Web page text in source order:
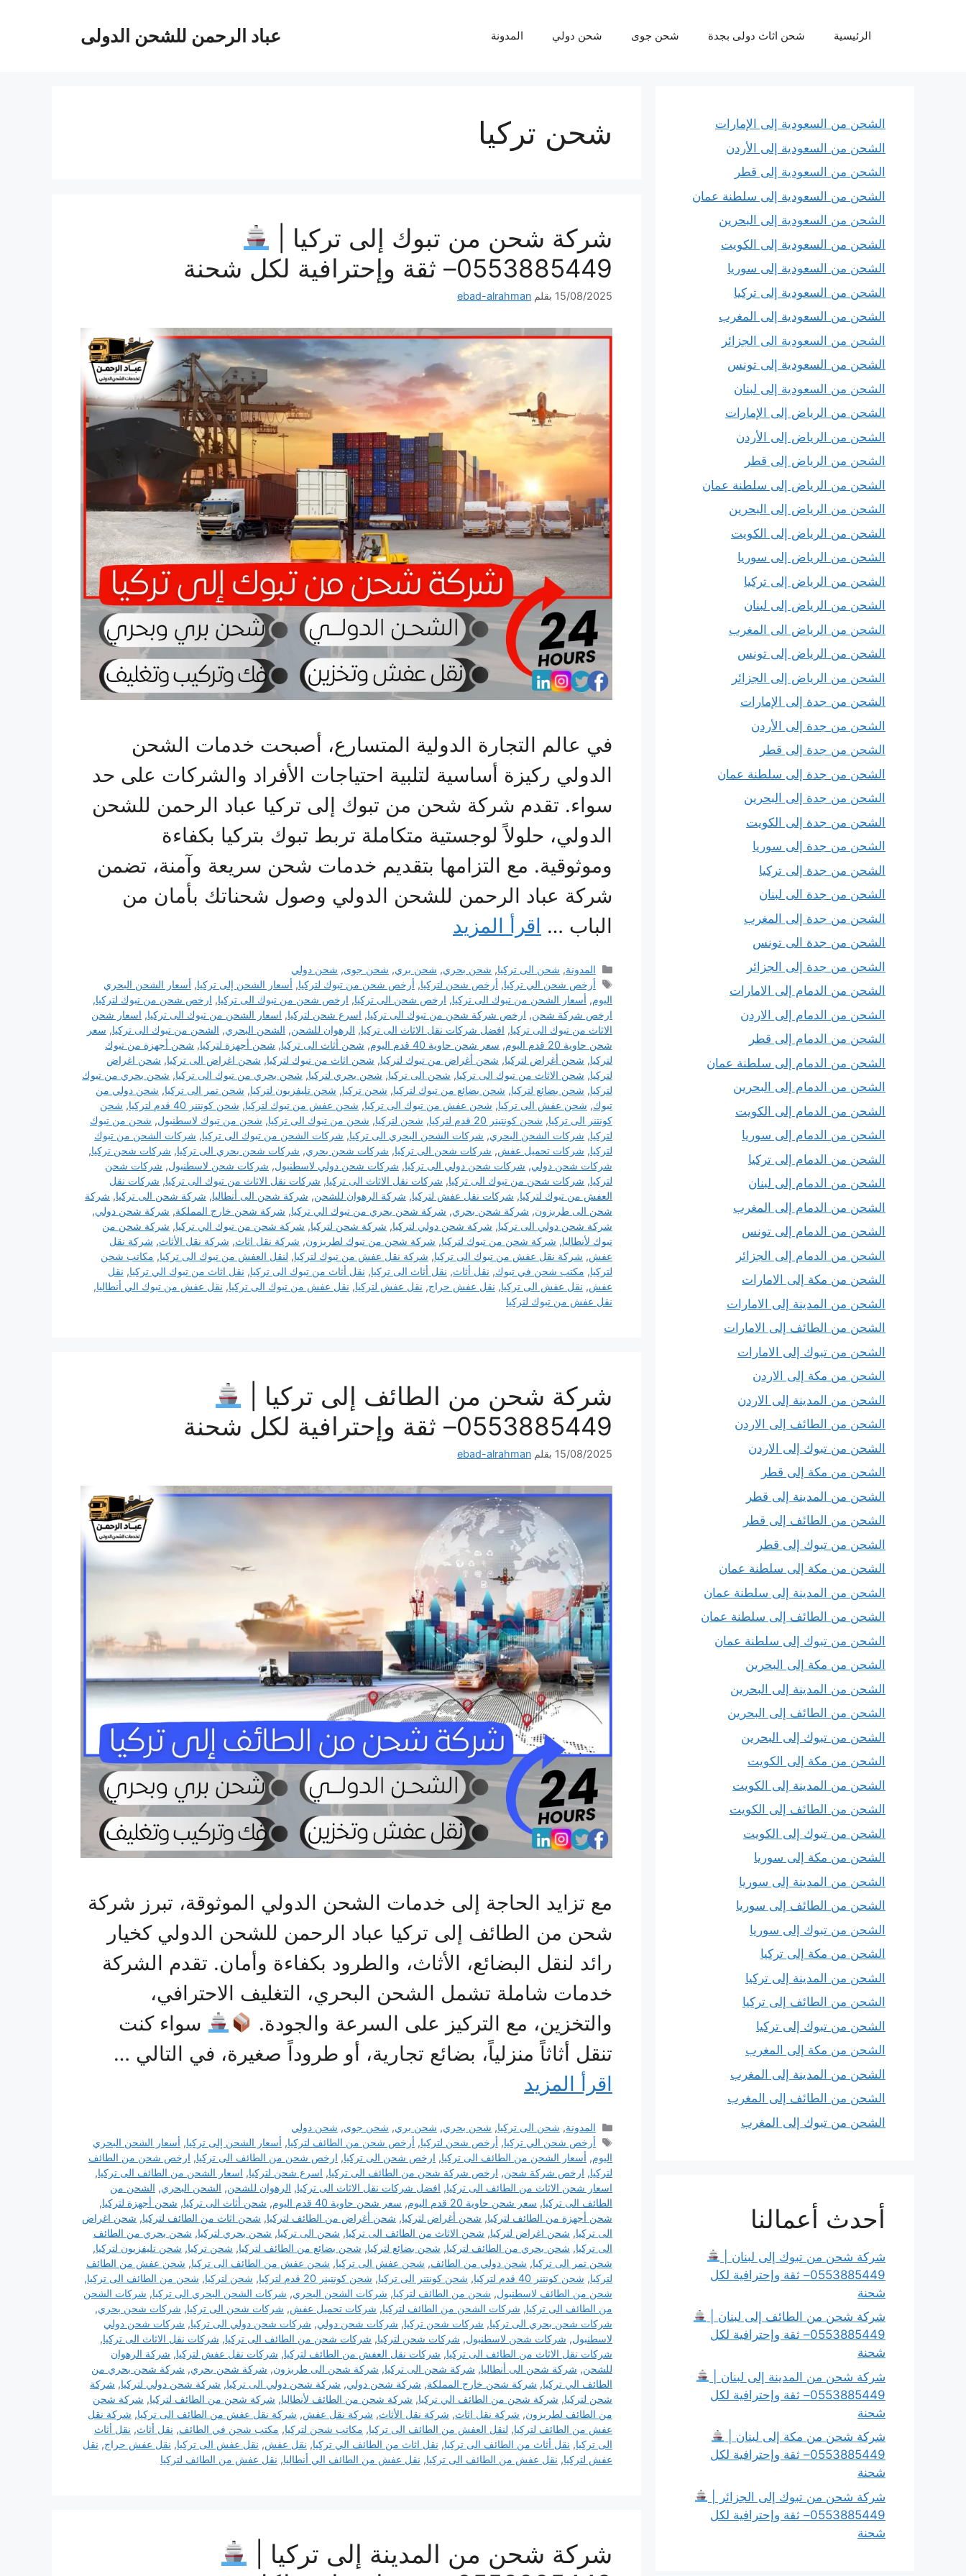
عباد الرحمن للشحن الدولى الرئيسية شحن اثاث دولى بجدة شحن جوى شحن دولي المدونة
شحن تركيا
شركة شحن من تبوك إلى تركيا |
0553885449– ثقة وإحترافية لكل شحنة
15/08/2025 بقلم ebad-alrahman
في عالم التجارة الدولية المتسارع، أصبحت خدمات الشحن
الدولي ركيزة أساسية لتلبية احتياجات الأفراد والشركات على حد
سواء. تقدم شركة شحن من تبوك إلى تركيا عباد الرحمن للشحن
الدولي، حلولاً لوجستية متكاملة تربط تبوك بتركيا بكفاءة
وموثوقية. مع التزامها بتقديم خدمات شحن سريعة وآمنة، تضمن
شركة عباد الرحمن للشحن الدولي وصول شحناتك بأمان من
الباب … اقرأ المزيد
التصنيفات
المدونة, شحن الى تركيا, شحن بحري, شحن بري, شحن جوى, شحن دولي
الوسوم
أرخص شحن الي تركيا, أرخص شحن لتركيا, أرخص شحن من تبوك لتركيا, أسعار الشحن إلى تركيا, أسعار الشحن البحري
اليوم, أسعار الشحن من تبوك الى تركيا, ارخص شحن الى تركيا, ارخص شحن من تبوك الى تركيا, ارخص شحن من تبوك لتركيا,
ارخص شركة شحن, ارخص شركة شحن من تبوك الى تركيا, اسرع شحن لتركيا, اسعار الشحن من تبوك الى تركيا, اسعار شحن
الاثاث من تبوك الى تركيا, افضل شركات نقل الاثاث الى تركيا, الرهوان للشحن, الشحن البحري, الشحن من تبوك الى تركيا, سعر
شحن حاوية 20 قدم اليوم
, سعر شحن حاوية 40 قدم اليوم , شحن أثاث الى تركيا, شحن أجهزة لتركيا, شحن أجهزة من تبوك
لتركيا, شحن أغراض لتركيا, شحن أغراض من تبوك لتركيا, شحن اثاث من تبوك لتركيا, شحن اغراض الى تركيا, شحن اغراض
لتركيا, شحن الاثاث من تبوك الى تركيا, شحن الى تركيا, شحن بحري لتركيا, شحن بحري من تبوك الى تركيا, شحن بحري من تبوك
لتركيا, شحن بضائع لتركيا, شحن بضائع من تبوك لتركيا, شحن تركيا, شحن تليفزيون لتركيا, شحن تمر الى تركيا, شحن دولي من
تبوك, شحن عفش الى تركيا, شحن عفش من تبوك الى تركيا, شحن عفش من تبوك لتركيا, شحن كونتنر 40 قدم لتركيا , شحن
كونتنر الى تركيا, شحن كونتينر 20 قدم لتركيا , شحن لتركيا, شحن من تبوك الى تركيا, شحن من تبوك لاسطنبول, شحن من تبوك
لتركيا, شركات الشحن البحري, شركات الشحن البحري الى تركيا, شركات الشحن من تبوك الى تركيا, شركات الشحن من تبوك
لتركيا, شركات تحميل عفش, شركات شحن الى تركيا, شركات شحن بحري, شركات شحن بحري الى تركيا, شركات شحن تركيا,
شركات شحن دولي, شركات شحن دولي الى تركيا, شركات شحن دولي لاسطنبول, شركات شحن لاسطنبول, شركات شحن
لتركيا, شركات شحن من تبوك الى تركيا, شركات نقل الاثاث الى تركيا, شركات نقل الاثاث من تبوك الى تركيا, شركات نقل
العفش من تبوك لتركيا, شركات نقل عفش لتركيا, شركة الرهوان للشحن, شركة شحن الى أنطاليا, شركة شحن الى تركيا, شركة
شحن الى طربزون, شركة شحن بحري, شركة شحن بحري من تبوك الي تركيا, شركة شحن خارج المملكة, شركة شحن دولي,
شركة شحن دولي الى تركيا, شركة شحن دولي لتركيا, شركة شحن لتركيا, شركة شحن من تبوك الي تركيا, شركة شحن من
تبوك لأنطاليا, شركة شحن من تبوك لتركيا, شركة شحن من تبوك لطربزون, شركة نقل اثاث, شركة نقل الأثاث, شركة نقل
عفش, شركة نقل عفش من تبوك الى تركيا, شركة نقل عفش من تبوك لتركيا, لنقل العفش من تبوك الى تركيا, مكاتب شحن
لتركيا, مكتب شحن في تبوك, نقل أثاث, نقل أثاث الى تركيا, نقل أثاث من تبوك الى تركيا, نقل اثاث من تبوك الي تركيا, نقل
عفش, نقل عفش الى تركيا, نقل عفش حراج, نقل عفش لتركيا, نقل عفش من تبوك الى تركيا, نقل عفش من تبوك الي أنطاليا,
نقل عفش من تبوك لتركيا
شركة شحن من الطائف إلى تركيا |
0553885449– ثقة وإحترافية لكل شحنة
15/08/2025 بقلم ebad-alrahman
مع تزايد الحاجة إلى خدمات الشحن الدولي الموثوقة، تبرز شركة
شحن من الطائف إلى تركيا عباد الرحمن للشحن الدولي كخيار
رائد لنقل البضائع، الأثاث، والطرود بكفاءة وأمان. تقدم الشركة
خدمات شاملة تشمل الشحن البحري، التغليف الاحترافي،
والتخزين، مع التركيز على السرعة والجودة.
سواء كنت
تنقل أثاثاً منزلياً، بضائع تجارية، أو طروداً صغيرة، في التالي …
اقرأ المزيد
التصنيفات
المدونة, شحن الى تركيا, شحن بحري, شحن بري, شحن جوى, شحن دولي
الوسوم
أرخص شحن الي تركيا, أرخص شحن لتركيا, أرخص شحن من الطائف لتركيا, أسعار الشحن إلى تركيا, أسعار الشحن البحري
اليوم, أسعار الشحن من الطائف الى تركيا, ارخص شحن الى تركيا, ارخص شحن من الطائف الى تركيا, ارخص شحن من الطائف
لتركيا, ارخص شركة شحن, ارخص شركة شحن من الطائف الى تركيا, اسرع شحن لتركيا, اسعار الشحن من الطائف الى تركيا,
اسعار شحن الاثاث من الطائف الى تركيا, افضل شركات نقل الاثاث الى تركيا, الرهوان للشحن, الشحن البحري, الشحن من
الطائف الى تركيا, سعر شحن حاوية 20 قدم اليوم , سعر شحن حاوية 40 قدم اليوم , شحن أثاث الى تركيا, شحن أجهزة لتركيا,
شحن أجهزة من الطائف لتركيا, شحن أغراض لتركيا, شحن أغراض من الطائف لتركيا, شحن اثاث من الطائف لتركيا, شحن اغراض
الى تركيا, شحن اغراض لتركيا, شحن الاثاث من الطائف الى تركيا, شحن الى تركيا, شحن بحري لتركيا, شحن بحري من الطائف
الى تركيا, شحن بحري من الطائف لتركيا, شحن بضائع لتركيا, شحن بضائع من الطائف لتركيا, شحن تركيا, شحن تليفزيون لتركيا,
شحن تمر الى تركيا, شحن دولي من الطائف, شحن عفش الى تركيا, شحن عفش من الطائف الى تركيا, شحن عفش من الطائف
لتركيا, شحن كونتنر 40 قدم لتركيا , شحن كونتنر الى تركيا, شحن كونتينر 20 قدم لتركيا , شحن لتركيا, شحن من الطائف الى تركيا,
شحن من الطائف لاسطنبول, شحن من الطائف لتركيا, شركات الشحن البحري, شركات الشحن البحري الى تركيا, شركات الشحن
من الطائف الى تركيا, شركات الشحن من الطائف لتركيا, شركات تحميل عفش, شركات شحن الى تركيا, شركات شحن بحري,
شركات شحن بحري الى تركيا, شركات شحن تركيا, شركات شحن دولي, شركات شحن دولي الى تركيا, شركات شحن دولي
لاسطنبول, شركات شحن لاسطنبول, شركات شحن لتركيا, شركات شحن من الطائف الى تركيا, شركات نقل الاثاث الى تركيا,
شركات نقل الاثاث من الطائف الى تركيا, شركات نقل العفش من الطائف لتركيا, شركات نقل عفش لتركيا, شركة الرهوان
للشحن, شركة شحن الى أنطاليا, شركة شحن الى تركيا, شركة شحن الى طربزون, شركة شحن بحري, شركة شحن بحري من
الطائف الي تركيا, شركة شحن خارج المملكة, شركة شحن دولي, شركة شحن دولي الى تركيا, شركة شحن دولي لتركيا, شركة
شحن لتركيا, شركة شحن من الطائف الي تركيا, شركة شحن من الطائف لأنطاليا, شركة شحن من الطائف لتركيا, شركة شحن
من الطائف لطربزون, شركة نقل اثاث, شركة نقل الأثاث, شركة نقل عفش, شركة نقل عفش من الطائف الى تركيا, شركة نقل
عفش من الطائف لتركيا, لنقل العفش من الطائف الى تركيا, مكاتب شحن لتركيا, مكتب شحن في الطائف, نقل أثاث, نقل أثاث
الى تركيا, نقل أثاث من الطائف الى تركيا, نقل اثاث من الطائف الي تركيا, نقل عفش, نقل عفش الى تركيا, نقل عفش حراج, نقل
عفش لتركيا, نقل عفش من الطائف الى تركيا, نقل عفش من الطائف الي أنطاليا, نقل عفش من الطائف لتركيا
شركة شحن من المدينة إلى تركيا |
الشحن من السعودية إلى الإمارات
الشحن من السعودية إلى الأردن
الشحن من السعودية إلى قطر
الشحن من السعودية إلى سلطنة عمان
الشحن من السعودية إلى البحرين
الشحن من السعودية إلى الكويت
الشحن من السعودية إلى سوريا
الشحن من السعودية إلى تركيا
الشحن من السعودية إلى المغرب
الشحن من السعودية الى الجزائر
الشحن من السعودية إلى تونس
الشحن من السعودية إلى لبنان
الشحن من الرياض إلى الإمارات
الشحن من الرياض إلى الأردن
الشحن من الرياض إلى قطر
الشحن من الرياض إلى سلطنة عمان
الشحن من الرياض إلى البحرين
الشحن من الرياض إلى الكويت
الشحن من الرياض إلى سوريا
الشحن من الرياض إلى تركيا
الشحن من الرياض إلى لبنان
الشحن من الرياض الى المغرب
الشحن من الرياض إلى تونس
الشحن من الرياض إلى الجزائر
الشحن من جدة إلى الإمارات
الشحن من جدة إلى الأردن
الشحن من جدة إلى قطر
الشحن من جدة إلى سلطنة عمان
الشحن من جدة إلى البحرين
الشحن من جدة إلى الكويت
الشحن من جدة إلى سوريا
الشحن من جدة إلى تركيا
الشحن من جدة الى لبنان
الشحن من جدة إلى المغرب
الشحن من جدة الى تونس
الشحن من جدة إلى الجزائر
الشحن من الدمام إلى الامارات
الشحن من الدمام إلى الاردن
الشحن من الدمام إلى قطر
الشحن من الدمام إلى سلطنة عمان
الشحن من الدمام إلى البحرين
الشحن من الدمام إلى الكويت
الشحن من الدمام إلى سوريا
الشحن من الدمام إلى تركيا
الشحن من الدمام إلى لبنان
الشحن من الدمام إلى المغرب
الشحن من الدمام إلى تونس
الشحن من الدمام إلى الجزائر
الشحن من مكة إلى الامارات
الشحن من المدينة إلى الامارات
الشحن من الطائف إلى الامارات
الشحن من تبوك إلى الامارات
الشحن من مكة إلى الاردن
الشحن من المدينة إلى الاردن
الشحن من الطائف إلى الاردن
الشحن من تبوك إلى الاردن
الشحن من مكة إلى قطر
الشحن من المدينة إلى قطر
الشحن من الطائف إلى قطر
الشحن من تبوك إلى قطر
الشحن من مكة إلى سلطنة عمان
الشحن من المدينة إلى سلطنة عمان
الشحن من الطائف إلى سلطنة عمان
الشحن من تبوك إلى سلطنة عمان
الشحن من مكة إلى البحرين
الشحن من المدينة إلى البحرين
الشحن من الطائف إلى البحرين
الشحن من تبوك إلى البحرين
الشحن من مكة إلى الكويت
الشحن من المدينة إلى الكويت
الشحن من الطائف إلى الكويت
الشحن من تبوك إلى الكويت
الشحن من مكة إلى سوريا
الشحن من المدينة إلى سوريا
الشحن من الطائف إلى سوريا
الشحن من تبوك إلى سوريا
الشحن من مكة إلى تركيا
الشحن من المدينة إلى تركيا
الشحن من الطائف إلى تركيا
الشحن من تبوك إلى تركيا
الشحن من مكة إلى المغرب
الشحن من المدينة إلى المغرب
الشحن من الطائف إلى المغرب
الشحن من تبوك إلى المغرب
أحدث أعمالنا
شركة شحن من تبوك إلى لبنان |
0553885449– ثقة وإحترافية لكل
شحنة
شركة شحن من الطائف إلى لبنان |
0553885449– ثقة وإحترافية لكل
شحنة
شركة شحن من المدينة إلى لبنان |
0553885449– ثقة وإحترافية لكل
شحنة
شركة شحن من مكة إلى لبنان |
0553885449– ثقة وإحترافية لكل
شحنة
شركة شحن من تبوك إلى الجزائر |
0553885449– ثقة وإحترافية لكل
شحنة